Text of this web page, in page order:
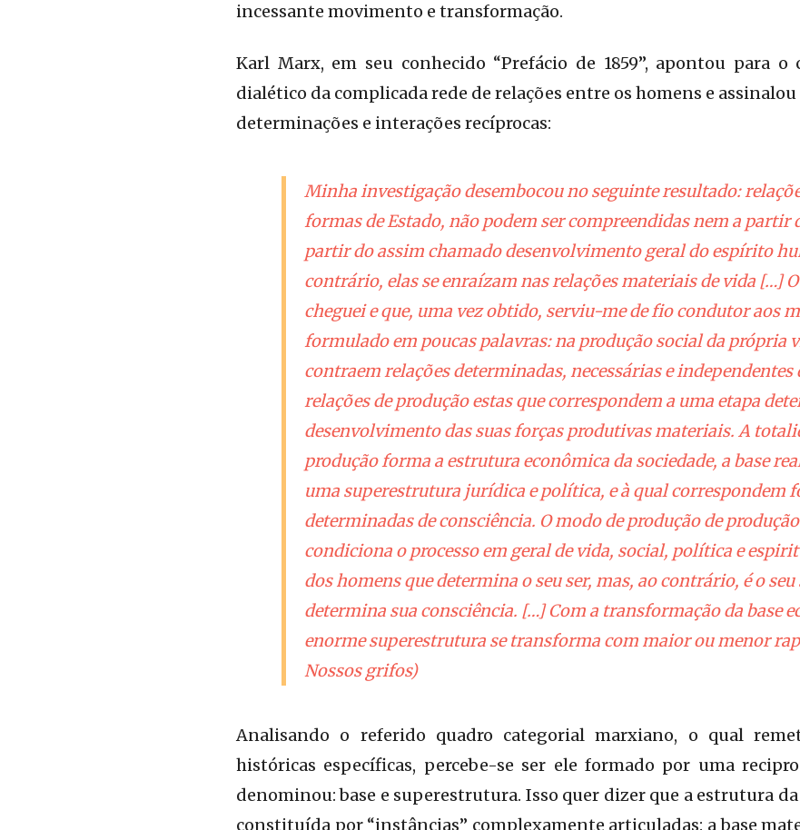
incessante movimento e transformação.
Karl Marx, em seu conhecido “Prefácio de 1859”, apontou para
dialético da complicada rede de relações entre os homens e
determinações e interações recíprocas:
Minha investigação desembocou no seguinte resultado:
formas de Estado, não podem ser compreendidas nem a partir
partir do assim chamado desenvolvimento geral do espírito
contrário, elas se enraízam nas relações materiais de vida […]
cheguei e que, uma vez obtido, serviu-me de fio condutor aos
formulado em poucas palavras: na produção social da própria
contraem relações determinadas, necessárias e independentes
relações de produção estas que correspondem a uma etapa
desenvolvimento das suas forças produtivas materiais. A
produção forma a estrutura econômica da sociedade, a base
uma superestrutura jurídica e política, e à qual correspondem
determinadas de consciência. O modo de produção de
condiciona o processo em geral de vida, social, política e
dos homens que determina o seu ser, mas, ao contrário, é o seu
determina sua consciência. […] Com a transformação da base
enorme superestrutura se transforma com maior ou menor
Nossos grifos)
Analisando o referido quadro categorial marxiano, o qual
históricas específicas, percebe-se ser ele formado por uma
denominou: base e superestrutura. Isso quer dizer que a estrutura
constituída por “instâncias” complexamente articuladas: a base